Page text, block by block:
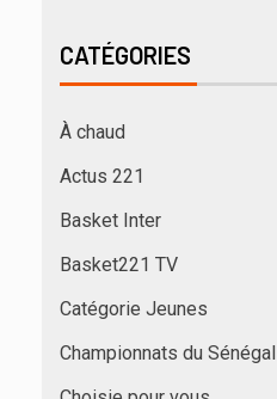
CATÉGORIES
À chaud
Actus 221
Basket Inter
Basket221 TV
Catégorie Jeunes
Championnats du Sénégal